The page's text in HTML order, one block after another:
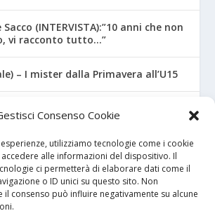
Consenso Cookie
utilizziamo tecnologie come i cookie
alle informazioni del dispositivo. Il
ci permetterà di elaborare dati come il
o ID unici su questo sito. Non
consenso può influire negativamente su alcune
(INTERVISTA):”10 anni che non
vi racconto tutto…”
– I mister dalla Primavera all’U15
Under 17, novità sui nuovi